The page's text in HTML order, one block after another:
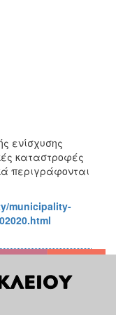
ενίσχυσης
καταστροφές
περιγράφονται
municipality-